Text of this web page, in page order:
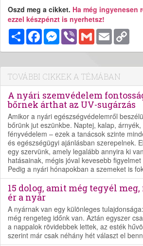
Oszd meg a cikket. Ha még ingyenesen
ezzel készpénzt is nyerhetsz!
MegosztásFacebookMessenger
Viber Gmail Email
TOVÁBBI CIKKEK A TÉMÁBAN
A nyári szemvédelem
bőrnek árthat az UV-sugárzás
Amikor a nyári egészségvédelemről
bőrünk jut eszünkbe. Naptej, kalap, árnyék,
fényvédelem – ezek a tanácsok szinte
és egészségügyi ajánlásban szerepelnek.
egy szervünk, amely legalább annyira ki
hatásainak, mégis jóval kevesebb
Pedig a nyári hónapokban a szemeket is
15 dolog, amit még tegyél
ér a nyár
A nyárnak van egy különleges
még rengeteg időnk van. Aztán egyszer
a nappalok rövidebbek lettek, az esték
szerint már csak néhány hét választ el